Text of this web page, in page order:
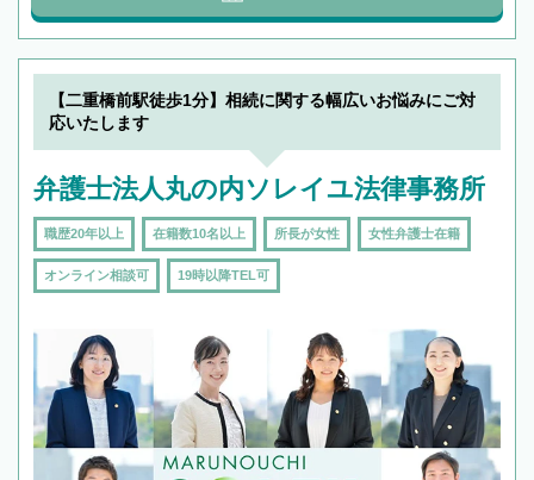
【二重橋前駅徒歩1分】相続に関する幅広いお悩みにご対
応いたします
弁護士法人丸の内ソレイユ法律事務所
職歴20年以上 在籍数10名以上 所長が女性 女性弁護士在籍
オンライン相談可 19時以降TEL可